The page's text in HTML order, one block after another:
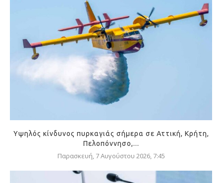
Υψηλός κίνδυνος πυρκαγιάς σήμερα σε Αττική, Κρήτη,
Πελοπόννησο,...
Παρασκευή, 7 Αυγούστου 2026, 7:45